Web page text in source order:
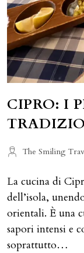
CIPRO: I
AutoreThe Smiling
La cucina di
dell’isola,
orientali. È una
sapori intensi e
soprattutto…